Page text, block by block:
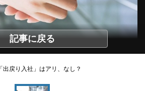
記事に戻る
「出戻り入社」はアリ、なし？